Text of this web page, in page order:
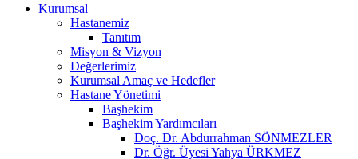
Kurumsal
Hastanemiz
Tanıtım
Misyon & Vizyon
Değerlerimiz
Kurumsal Amaç ve Hedefler
Hastane Yönetimi
Başhekim
Başhekim Yardımcıları
Doç. Dr. Abdurrahman SÖNMEZLER
Dr. Öğr. Üyesi Yahya ÜRKMEZ